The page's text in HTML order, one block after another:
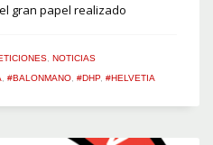
gran papel realizado
NOTICIAS
#BALONMANO #DHP, #HELVETIA